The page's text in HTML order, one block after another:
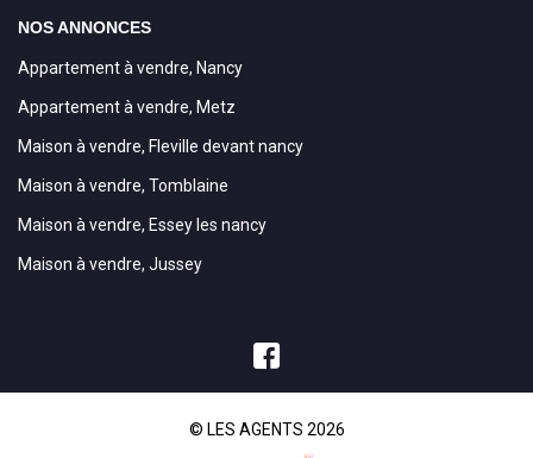
NOS ANNONCES
Appartement à vendre, Nancy
Appartement à vendre, Metz
Maison à vendre, Fleville devant nancy
Maison à vendre, Tomblaine
Maison à vendre, Essey les nancy
Maison à vendre, Jussey
© LES AGENTS 2026